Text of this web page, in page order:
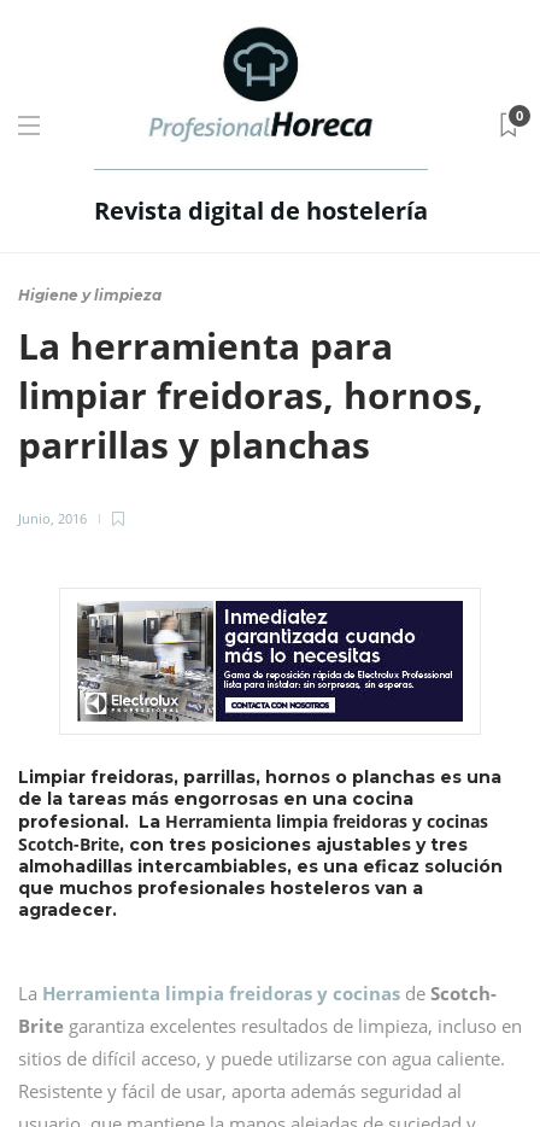
Revista digital de hostelería
0
Higiene y limpieza
La herramienta para
limpiar freidoras, hornos,
parrillas y planchas
Junio, 2016
Limpiar freidoras, parrillas, hornos o planchas es una
de la tareas más engorrosas en una cocina
profesional. La Herramienta limpia freidoras y cocinas
Scotch-Brite, con tres posiciones ajustables y tres
almohadillas intercambiables, es una eficaz solución
que muchos profesionales hosteleros van a
agradecer.
La Herramienta limpia freidoras y cocinas de Scotch-
Brite garantiza excelentes resultados de limpieza, incluso en
sitios de difícil acceso, y puede utilizarse con agua caliente.
Resistente y fácil de usar, aporta además seguridad al